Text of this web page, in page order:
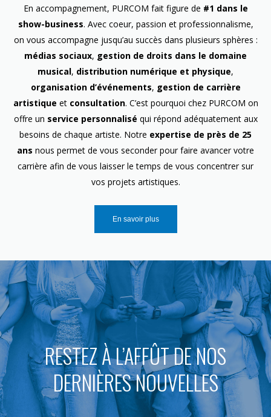
En accompagnement, PURCOM fait figure de #1 dans le
show-business. Avec coeur, passion et professionnalisme,
on vous accompagne jusqu’au succès dans plusieurs sphères :
médias sociaux, gestion de droits dans le domaine
musical, distribution numérique et physique,
organisation d’événements, gestion de carrière
artistique etconsultation. C’est pourquoi chez PURCOM on
offre un service personnalisé qui répond adéquatement aux
besoins de chaque artiste. Notre expertise de près de 25
ans nous permet de vous seconder pour faire avancer votre
carrière afin de vous laisser le temps de vous concentrer sur
vos projets artistiques.
En savoir plus
RESTEZ À L’AFFÛT DE NOS
DERNIÈRES NOUVELLES